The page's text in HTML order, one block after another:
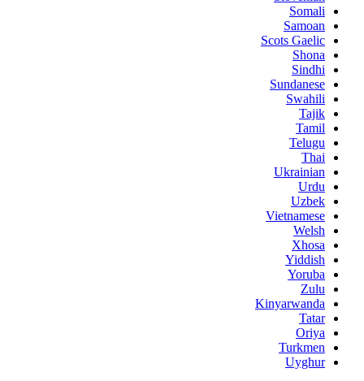
Somali
Samoan
Scots Gaelic
Shona
Sindhi
Sundanese
Swahili
Tajik
Tamil
Telugu
Thai
Ukrainian
Urdu
Uzbek
Vietnamese
Welsh
Xhosa
Yiddish
Yoruba
Zulu
Kinyarwanda
Tatar
Oriya
Turkmen
Uyghur